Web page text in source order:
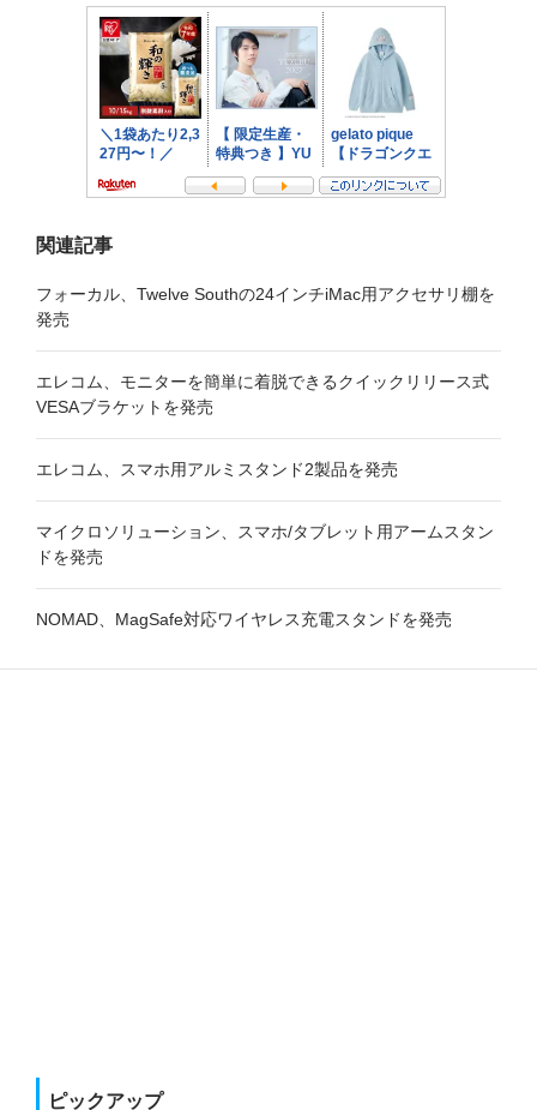
関連記事
フォーカル、Twelve Southの24インチiMac用アクセサリ棚を
発売
エレコム、モニターを簡単に着脱できるクイックリリース式
VESAブラケットを発売
エレコム、スマホ用アルミスタンド2製品を発売
マイクロソリューション、スマホ/タブレット用アームスタン
ドを発売
NOMAD、MagSafe対応ワイヤレス充電スタンドを発売
ピックアップ